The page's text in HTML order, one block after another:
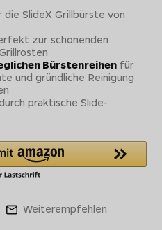
die SlideX Grillbürste von
zur schonenden
Bürstenreihen für
und gründliche Reinigung
praktische Slide-
Weiterempfehlen